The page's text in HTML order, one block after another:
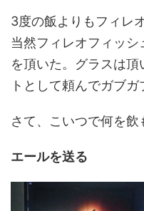
3度の飯よりもフィレ
当然フィレオフィッシ
を頂いた。グラスは
トとして頼んでガブガ
さて、こいつで何を飲
エールを送る